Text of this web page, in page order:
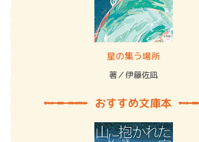
束の… 星の集う場所
著／伊藤佐凪
おすすめ文庫本